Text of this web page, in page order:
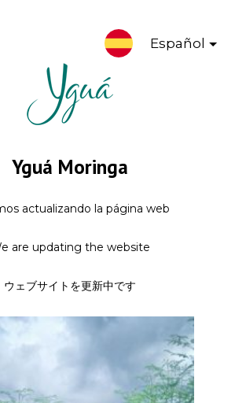
Español
Yguá Moringa
actualizando la página web
are updating the website
ウェブサイトを更新中です